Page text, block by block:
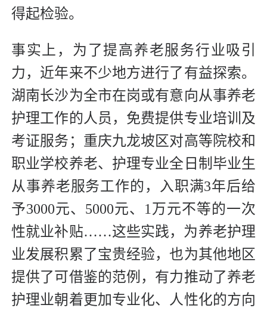
得起检验。
事实上，为了提高养老服务行业吸引
力，近年来不少地方进行了有益探索。
湖南长沙为全市在岗或有意向从事养老
护理工作的人员，免费提供专业培训及
考证服务；重庆九龙坡区对高等院校和
职业学校养老、护理专业全日制毕业生
从事养老服务工作的，入职满3年后给
予3000元、5000元、1万元不等的一次
性就业补贴……这些实践，为养老护理
业发展积累了宝贵经验，也为其他地区
提供了可借鉴的范例，有力推动了养老
护理业朝着更加专业化、人性化的方向